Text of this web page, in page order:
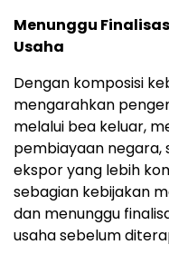
Menunggu
Usaha
Dengan komposisi
mengarahkan
melalui bea keluar,
pembiayaan
ekspor yang lebih
sebagian kebijakan
dan menunggu
usaha sebelum